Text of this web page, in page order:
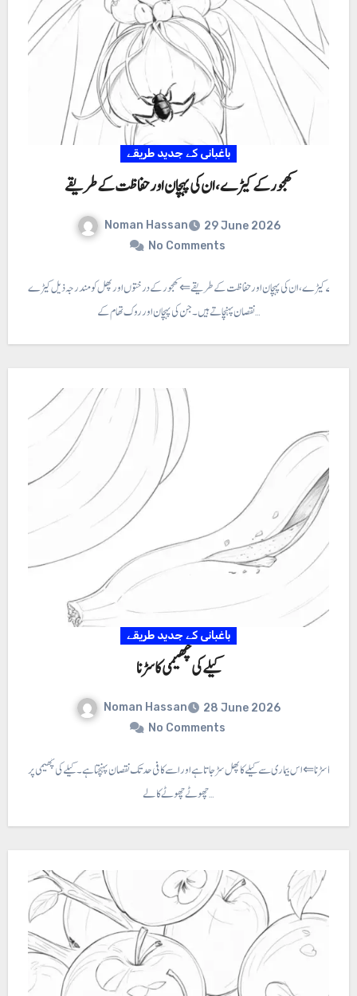
باغبانی کے جدید طریقے
کھجور کے کیڑے، ان کی پہچان اور حفاظت کے طریقے
Noman Hassan
29 June 2026
No Comments
کھجور کے کیڑے، ان کی پہچان اور حفاظت کے طریقے ⇐ کھجور کے درختوں اور پھل کو مندرجہ ذیل کیڑے
نقصان پہنچاتے ہیں ۔جن کی پہچان اور روک تھام کے…
باغبانی کے جدید طریقے
کیلے کی چھیمی کا سڑنا
Noman Hassan
28 June 2026
No Comments
چھیمی کا سڑنا ⇐ اس بیماری سے کیلے کا پھل سڑ جاتا ہے اور اسے کافی حد تک نقصان پہنچتا ہے۔ کیلے کی چھیمی پر
چھوٹے چھوٹے کالے…